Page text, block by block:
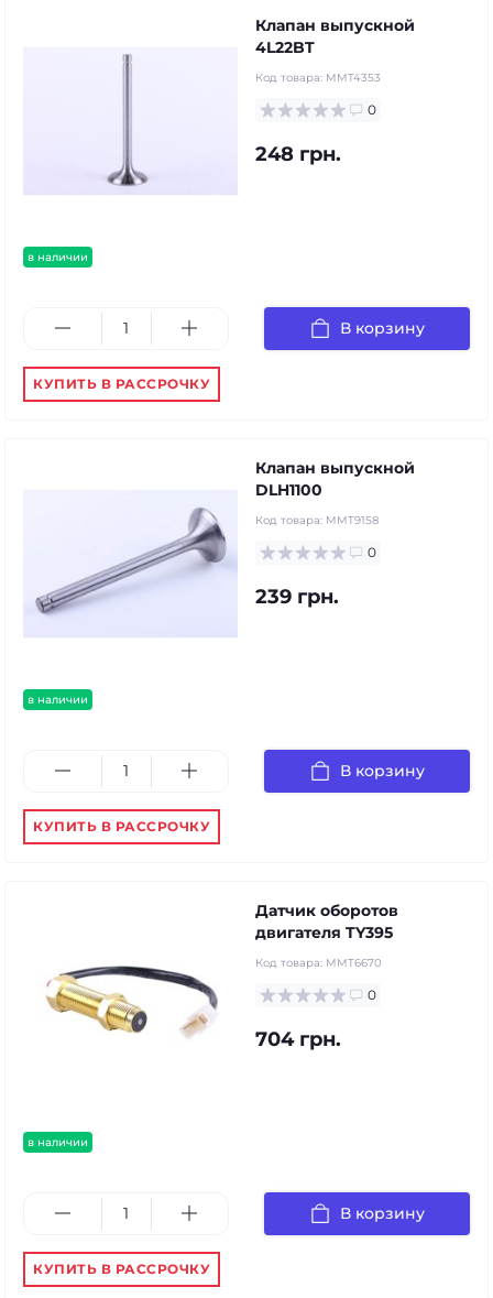
в наличии
Клапан выпускной
4L22BT
Код товара: MMT4353
0
248 грн.
В корзину
КУПИТЬ В РАССРОЧКУ
в наличии
Клапан выпускной
DLH1100
Код товара: MMT9158
0
239 грн.
В корзину
КУПИТЬ В РАССРОЧКУ
в наличии
Датчик оборотов
двигателя TY395
Код товара: MMT6670
0
704 грн.
В корзину
КУПИТЬ В РАССРОЧКУ